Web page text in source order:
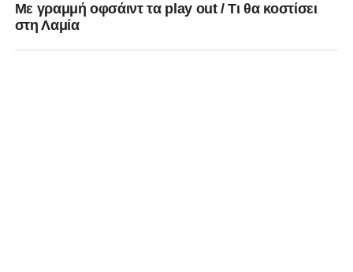
Με γραμμή οφσάιντ τα play out / Τι θα κοστίσει
στη Λαμία